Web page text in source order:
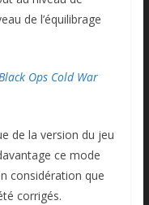
de l’équilibrage
Ops Cold War
de la version du jeu
ce mode
considération que
corrigés.